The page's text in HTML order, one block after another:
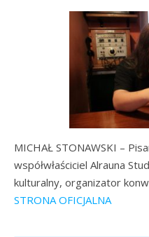
MICHAŁ STONAWSKI –
współwłaściciel Alrauna
kulturalny, organizator
STRONA OFICJALNA